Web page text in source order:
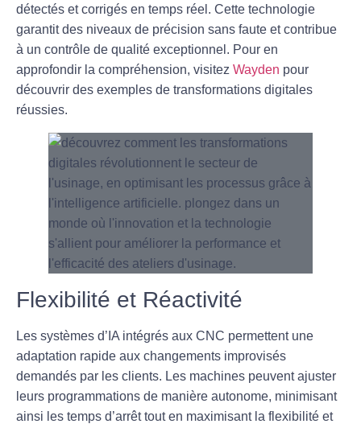
détectés et corrigés en temps réel. Cette technologie
garantit des niveaux de précision sans faute et contribue
à un contrôle de qualité exceptionnel. Pour en
approfondir la compréhension, visitez Wayden pour
découvrir des exemples de transformations digitales
réussies.
Flexibilité et Réactivité
Les systèmes d’IA intégrés aux CNC permettent une
adaptation rapide aux changements improvisés
demandés par les clients. Les machines peuvent ajuster
leurs programmations de manière autonome, minimisant
ainsi les temps d’arrêt tout en maximisant la flexibilité et